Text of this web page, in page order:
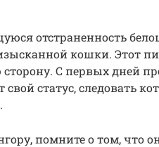
отстраненность
кошки. Этот
С первых дней
статус, следовать
помните о том, что